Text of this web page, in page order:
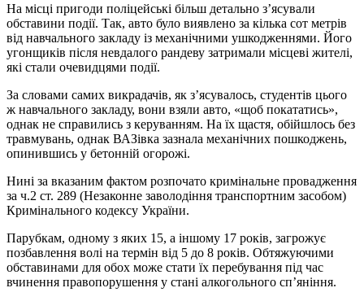
На місці пригоди поліцейські більш детально з’ясували
обставини події. Так, авто було виявлено за кілька сот метрів
від навчального закладу із механічними ушкодженнями. Його
угонщиків після невдалого рандеву затримали місцеві жителі,
які стали очевидцями події.
За словами самих викрадачів, як з’ясувалось, студентів цього
ж навчального закладу, вони взяли авто, «щоб покататись»,
однак не справились з керуванням. На їх щастя, обійшлось без
травмувань, однак ВАЗівка зазнала механічних пошкоджень,
опинившись у бетонній огорожі.
Нині за вказаним фактом розпочато кримінальне провадження
за ч.2 ст. 289 (Незаконне заволодіння транспортним засобом)
Кримінального кодексу України.
Парубкам, одному з яких 15, а іншому 17 років, загрожує
позбавлення волі на термін від 5 до 8 років. Обтяжуючими
обставинами для обох може стати їх перебування під час
вчинення правопорушення у стані алкогольного сп’яніння.